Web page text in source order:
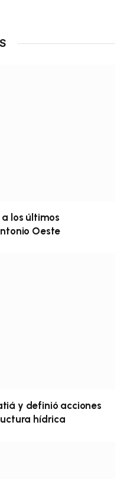
los últimos
Oeste
y definió acciones
hídrica